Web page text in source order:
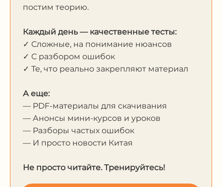
постим теорию.
Каждый день — качественные тесты:
✓ Сложные, на понимание нюансов
✓ С разбором ошибок
✓ Те, что реально закрепляют материал
А еще:
— PDF-материалы для скачивания
— Анонсы мини-курсов и уроков
— Разборы частых ошибок
— И просто новости Китая
Не просто читайте. Тренируйтесь!